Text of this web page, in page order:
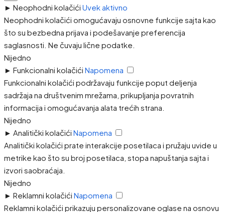
► Neophodni kolačići Uvek aktivno
Neophodni kolačići omogućavaju osnovne funkcije sajta kao
što su bezbedna prijava i podešavanje preferencija
saglasnosti. Ne čuvaju lične podatke.
Nijedno
► Funkcionalni kolačići Napomena
Funkcionalni kolačići podržavaju funkcije poput deljenja
sadržaja na društvenim mrežama, prikupljanja povratnih
informacija i omogućavanja alata trećih strana.
Nijedno
► Analitički kolačići Napomena
Analitički kolačići prate interakcije posetilaca i pružaju uvide u
metrike kao što su broj posetilaca, stopa napuštanja sajta i
izvori saobraćaja.
Nijedno
► Reklamni kolačići Napomena
Reklamni kolačići prikazuju personalizovane oglase na osnovu